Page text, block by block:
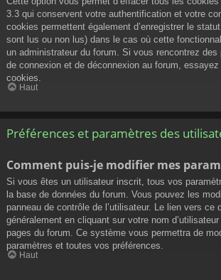
3.3 qui conservent votre authentification et votre
cookies permettent également d’enregistrer le
sont lus ou non lus) dans le cas où cette
un administrateur du forum. Si vous rencontrez des
de connexion et de déconnexion au forum,
cookies.
Haut
Préférences et paramètres des
Comment puis-je modifier mes
Si vous êtes un utilisateur inscrit, tous vos
la base de données du forum. Vous pouvez les
panneau de contrôle de l’utilisateur. Le lien vers ce
généralement en cliquant sur votre nom
pages du forum. Ce système vous permettra de
paramètres et toutes vos préférences.
Haut